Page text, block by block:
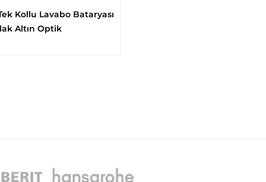
Kollu Lavabo Bataryası
Altın Optik